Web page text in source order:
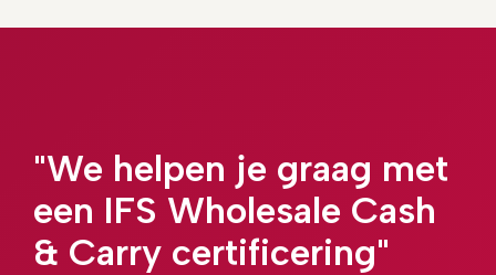
"We helpen je graag met
een IFS Wholesale Cash
& Carry certificering"